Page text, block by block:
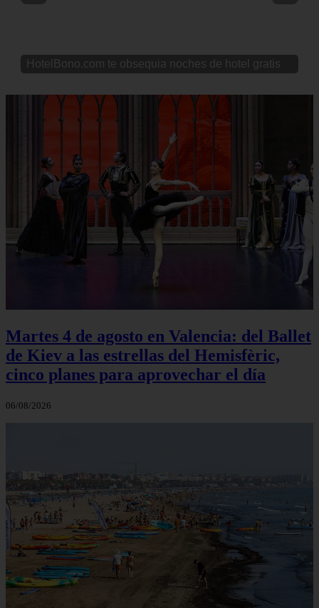
HotelBono.com te obsequia noches de hotel gratis
Martes 4 de agosto en Valencia: del Ballet
de Kiev a las estrellas del Hemisfèric,
cinco planes para aprovechar el día
06/08/2026